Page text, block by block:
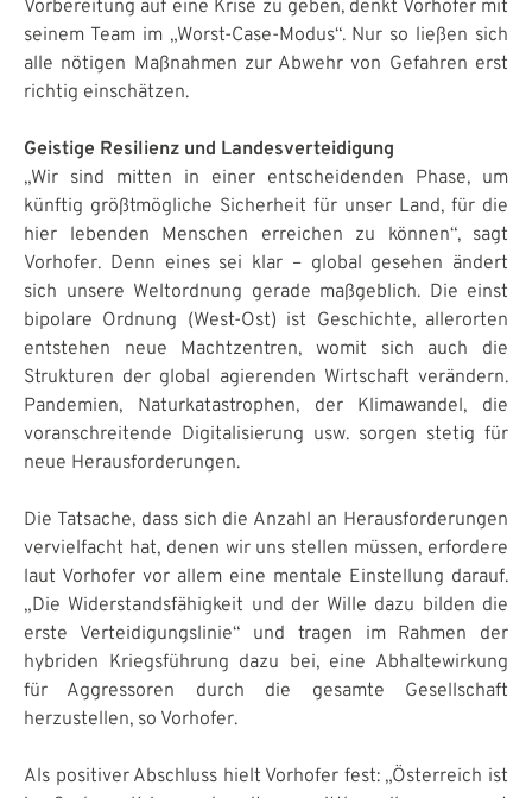
Vorbereitung auf eine Krise zu geben, denkt Vorhofer mit
seinem Team im „Worst-Case-Modus“. Nur so ließen sich
alle nötigen Maßnahmen zur Abwehr von Gefahren erst
richtig einschätzen.
Geistige Resilienz und Landesverteidigung
„Wir sind mitten in einer entscheidenden Phase, um
künftig größtmögliche Sicherheit für unser Land, für die
hier lebenden Menschen erreichen zu können“, sagt
Vorhofer. Denn eines sei klar – global gesehen ändert
sich unsere Weltordnung gerade maßgeblich. Die einst
bipolare Ordnung (West-Ost) ist Geschichte, allerorten
entstehen neue Machtzentren, womit sich auch die
Strukturen der global agierenden Wirtschaft verändern.
Pandemien, Naturkatastrophen, der Klimawandel, die
voranschreitende Digitalisierung usw. sorgen stetig für
neue Herausforderungen.
Die Tatsache, dass sich die Anzahl an Herausforderungen
vervielfacht hat, denen wir uns stellen müssen, erfordere
laut Vorhofer vor allem eine mentale Einstellung darauf.
„Die Widerstandsfähigkeit und der Wille dazu bilden die
erste Verteidigungslinie“ und tragen im Rahmen der
hybriden Kriegsführung dazu bei, eine Abhaltewirkung
für Aggressoren durch die gesamte Gesellschaft
herzustellen, so Vorhofer.
Als positiver Abschluss hielt Vorhofer fest: „Österreich ist